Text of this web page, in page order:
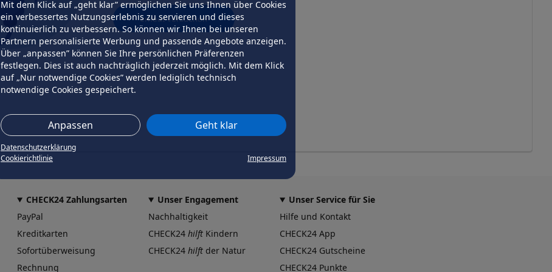
Mit dem Klick auf „geht klar” ermöglichen Sie uns Ihnen über Cookies
ein verbessertes Nutzungserlebnis zu servieren und dieses
kontinuierlich zu verbessern. So können wir Ihnen bei unseren
Partnern personalisierte Werbung und passende Angebote anzeigen.
Über „anpassen” können Sie Ihre persönlichen Präferenzen
festlegen. Dies ist auch nachträglich jederzeit möglich. Mit dem Klick
auf „Nur notwendige Cookies” werden lediglich technisch
notwendige Cookies gespeichert.
Anpassen Geht klar
Datenschutzerklärung
Cookierichtlinie
Impressum
erneut versuchen
CHECK24 Zahlungsarten
PayPal
Kreditkarten
Sofortüberweisung
Rechnung
Unser Engagement
Nachhaltigkeit
CHECK24 hilft Kindern
CHECK24 hilft der Natur
Unser Service für Sie
Hilfe und Kontakt
CHECK24 App
CHECK24 Gutscheine
CHECK24 Punkte